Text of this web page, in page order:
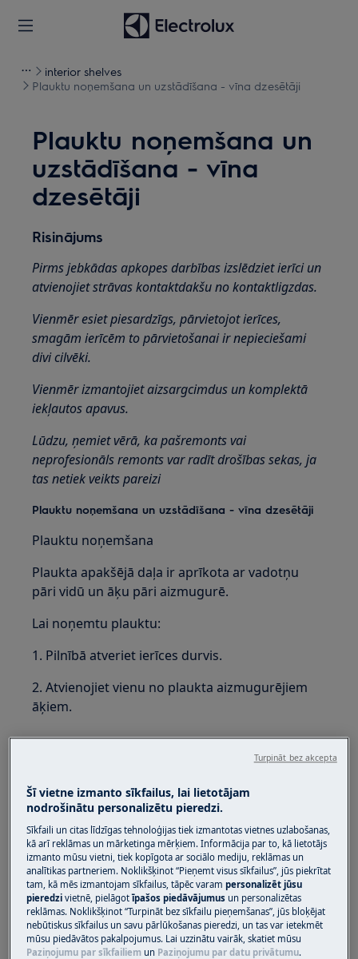
interior shelves
Plauktu noņemšana un uzstādīšana - vīna dzesētāji
Plauktu noņemšana un
uzstādīšana - vīna
dzesētāji
Risinājums
Pirms jebkādas apkopes darbības izslēdziet ierīci un
atvienojiet strāvas kontaktdakšu no kontaktligzdas.
Vienmēr esiet piesardzīgs, pārvietojot ierīces,
smagām ierīcēm to pārvietošanai ir nepieciešami
divi cilvēki.
Vienmēr izmantojiet aizsargcimdus un komplektā
iekļautos apavus.
Lūdzu, ņemiet vērā, ka pašremonts vai
neprofesionāls remonts var radīt drošības sekas, ja
tas netiek veikts pareizi
Plauktu noņemšana un uzstādīšana - vīna dzesētāji
Plauktu noņemšana
Plaukta apakšējā daļa ir aprīkota ar vadotņu
pāri vidū un āķu pāri aizmugurē.
Lai noņemtu plauktu:
1. Pilnībā atveriet ierīces durvis.
2. Atvienojiet vienu no plaukta aizmugurējiem
āķiem.
Lai atvienotu plauktu, pietiek atkabināt tikai
Šī vietne izmanto sīkfailus, lai lietotājam
nodrošinātu personalizētu pieredzi.
Sīkfaili un citas līdzīgas tehnoloģijas tiek izmantotas vietnes uzlabošanas,
kā arī reklāmas un mārketinga mērķiem. Informācija par to, kā lietotājs
izmanto mūsu vietni, tiek kopīgota ar sociālo mediju, reklāmas un
analītikas partneriem. Noklikšķinot “Pieņemt visus sīkfailus”, jūs piekrītat
tam, kā mēs izmantojam sīkfailus, tāpēc varampersonalizēt jūsu
pieredzivietnē, pielāgotīpašos piedāvājumus un personalizētas
reklāmas. Noklikšķinot “Turpināt bez sīkfailu pieņemšanas”, jūs bloķējat
nebūtiskus sīkfailus un savu pārlūkošanas pieredzi, un tas var ietekmēt
mūsu piedāvātos pakalpojumus. Lai uzzinātu vairāk, skatiet mūsu
Paziņojumu par sīkfailiem un Paziņojumu par datu privātumu.
Turpināt bez akcepta